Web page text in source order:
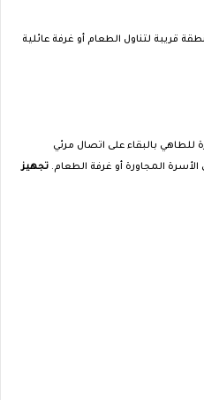
قريبة لتناول الطعام أو غرفة عائلية
بالبقاء على اتصال مرئي
المجاورة أو غرفة الطعام.تجهيز